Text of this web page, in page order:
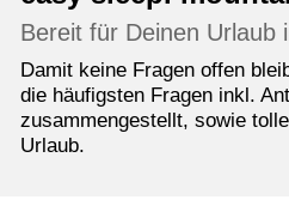
Bereit für Deinen Urlaub
Damit keine Fragen offen
die häufigsten Fragen inkl.
zusammengestellt, sowie
Urlaub.